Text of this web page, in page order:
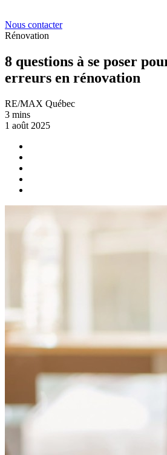
Nous contacter
Rénovation
8 questions à se poser
erreurs en rénovation
RE/MAX Québec
3 mins
1 août 2025